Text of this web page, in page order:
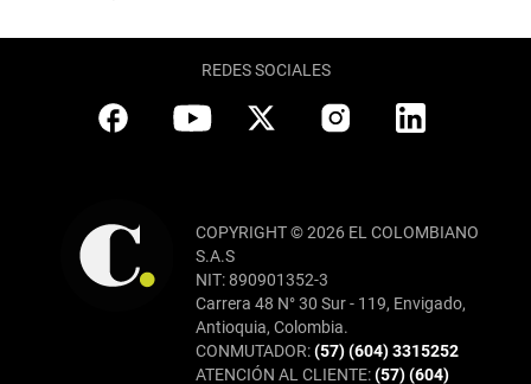
REDES SOCIALES
COPYRIGHT © 2026 EL COLOMBIANO
S.A.S
NIT: 890901352-3
Carrera 48 N° 30 Sur - 119, Envigado,
Antioquia, Colombia.
CONMUTADOR:(57) (604) 3315252
ATENCIÓN AL CLIENTE:(57) (604)